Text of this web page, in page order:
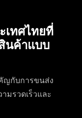
เทศไทยที่
นค้าแบบ
ญกับการขนส่ง
มรวดเร็วและ